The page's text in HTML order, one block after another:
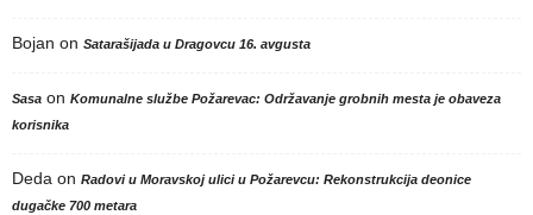
Bojan on Satarašijada u Dragovcu 16. avgusta
Sasa on Komunalne službe Požarevac: Održavanje grobnih mesta je obaveza
korisnika
Deda on Radovi u Moravskoj ulici u Požarevcu: Rekonstrukcija deonice
dugačke 700 metara